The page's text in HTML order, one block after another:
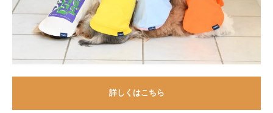
詳しくはこちら